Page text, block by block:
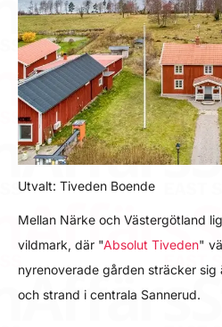
Utvalt: Tiveden Boende
Mellan Närke och Västergötland
vildmark, där "Absolut Tiveden"
nyrenoverade gården sträcker sig
och strand i centrala Sannerud.